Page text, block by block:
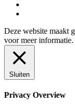
Deze website maakt
voor meer informatie.
Sluiten
Privacy Overview